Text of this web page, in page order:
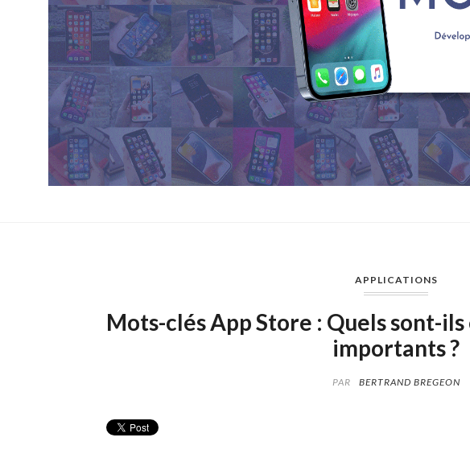
APPLICATIONS
Mots-clés App Store : Quels sont-
importants ?
PAR BERTRAND BREGEON